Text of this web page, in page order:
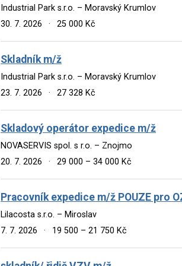
Industrial Park s.r.o. – Moravský Krumlov
30. 7. 2026
· 25 000 Kč
Skladník m/ž
Industrial Park s.r.o. – Moravský Krumlov
23. 7. 2026
· 27 328 Kč
Skladový operátor expedice m/ž
NOVASERVIS spol. s r.o. – Znojmo
20. 7. 2026
· 29 000 – 34 000 Kč
Pracovník expedice m/ž POUZE pro
Lilacosta s.r.o. – Miroslav
7. 7. 2026
· 19 500 – 21 750 Kč